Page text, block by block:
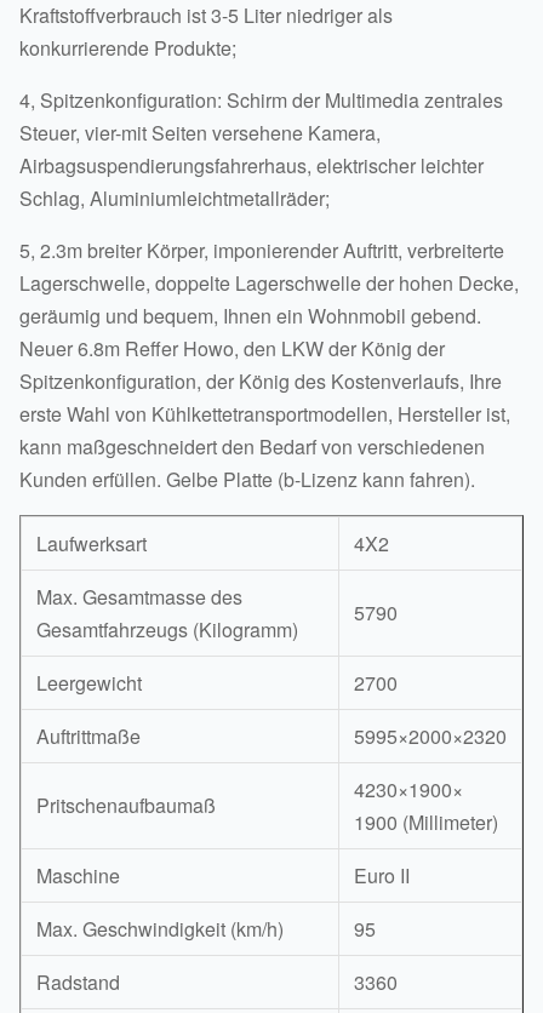
Kraftstoffverbrauch ist 3-5 Liter niedriger als
konkurrierende Produkte;
4, Spitzenkonfiguration: Schirm der Multimedia zentrales
Steuer, vier-mit Seiten versehene Kamera,
Airbagsuspendierungsfahrerhaus, elektrischer leichter
Schlag, Aluminiumleichtmetallräder;
5, 2.3m breiter Körper, imponierender Auftritt, verbreiterte
Lagerschwelle, doppelte Lagerschwelle der hohen Decke,
geräumig und bequem, Ihnen ein Wohnmobil gebend.
Neuer 6.8m Reffer Howo, den LKW der König der
Spitzenkonfiguration, der König des Kostenverlaufs, Ihre
erste Wahl von Kühlkettetransportmodellen, Hersteller ist,
kann maßgeschneidert den Bedarf von verschiedenen
Kunden erfüllen. Gelbe Platte (b-Lizenz kann fahren).
Laufwerksart
4X2
Max. Gesamtmasse des
Gesamtfahrzeugs (Kilogramm)
5790
Leergewicht
2700
Auftrittmaße
5995×2000×2320
Pritschenaufbaumaß
4230×1900×
1900 (Millimeter)
Maschine
Euro II
Max. Geschwindigkeit (km/h)
95
Radstand
3360